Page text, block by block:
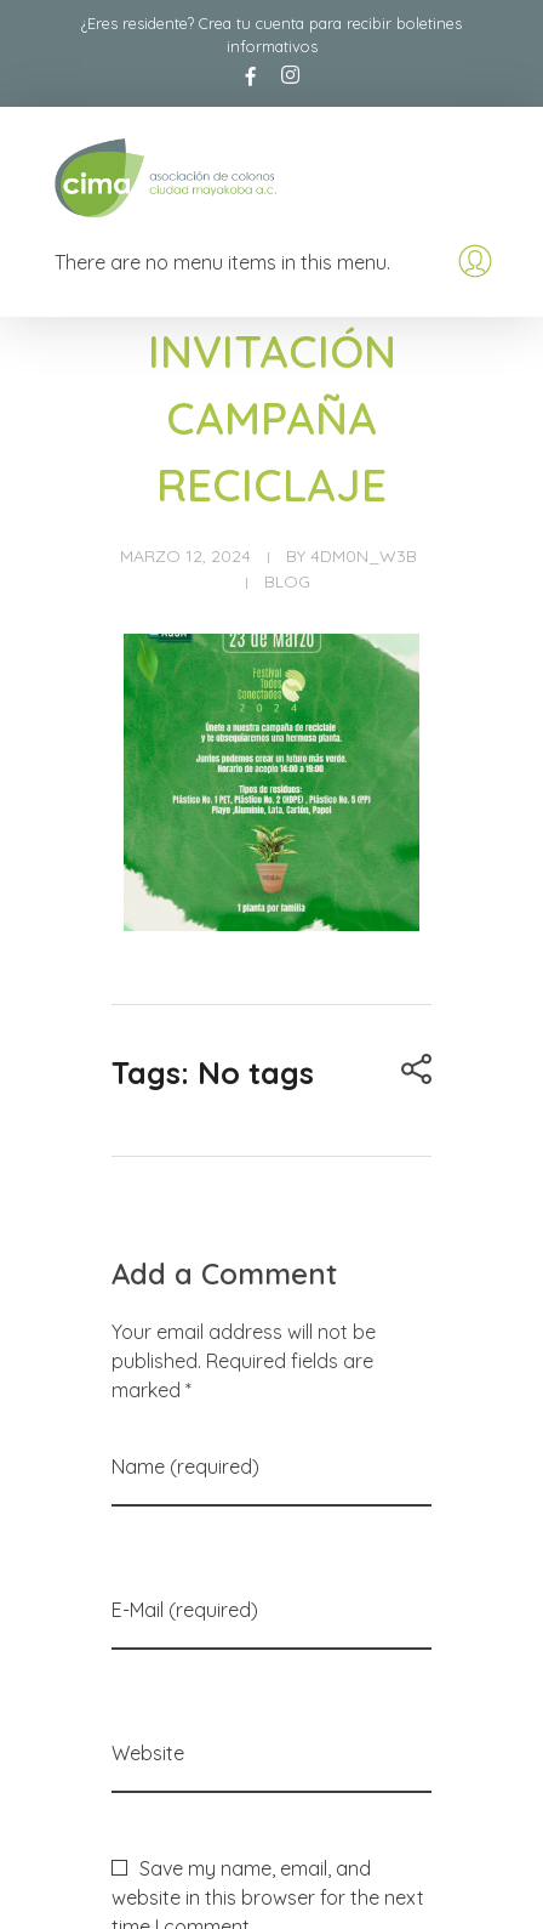
¿Eres residente? Crea tu cuenta para recibir boletines
informativos
There are no menu items in this menu.
INVITACIÓN
CAMPAÑA
RECICLAJE
MARZO 12, 2024 BY 4DM0N_W3B
BLOG
Tags: No tags
Add a Comment
Your email address will not be
published. Required fields are
marked *
Name (required)
E-Mail (required)
Website
Save my name, email, and
website in this browser for the next